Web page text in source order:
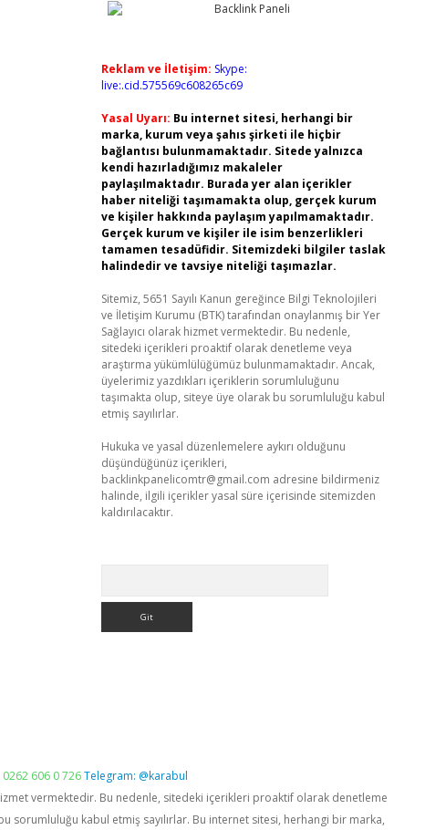
Reklam ve İletişim: Skype:
live:.cid.575569c608265c69
Yasal Uyarı: Bu internet sitesi, herhangi bir
marka, kurum veya şahıs şirketi ile hiçbir
bağlantısı bulunmamaktadır. Sitede yalnızca
kendi hazırladığımız makaleler
paylaşılmaktadır. Burada yer alan içerikler
haber niteliği taşımamakta olup, gerçek kurum
ve kişiler hakkında paylaşım yapılmamaktadır.
Gerçek kurum ve kişiler ile isim benzerlikleri
tamamen tesadüfidir. Sitemizdeki bilgiler taslak
halindedir ve tavsiye niteliği taşımazlar.
Sitemiz, 5651 Sayılı Kanun gereğince Bilgi Teknolojileri
ve İletişim Kurumu (BTK) tarafından onaylanmış bir Yer
Sağlayıcı olarak hizmet vermektedir. Bu nedenle,
sitedeki içerikleri proaktif olarak denetleme veya
araştırma yükümlülüğümüz bulunmamaktadır. Ancak,
üyelerimiz yazdıkları içeriklerin sorumluluğunu
taşımakta olup, siteye üye olarak bu sorumluluğu kabul
etmiş sayılırlar.
Hukuka ve yasal düzenlemelere aykırı olduğunu
düşündüğünüz içerikleri,
backlinkpanelicomtr@gmail.com adresine bildirmeniz
halinde, ilgili içerikler yasal süre içerisinde sitemizden
kaldırılacaktır.
606 0 726Telegram: @karabul
vermektedir. Bu nedenle, sitedeki içerikleri proaktif olarak denetleme
sorumluluğu kabul etmiş sayılırlar. Bu internet sitesi, herhangi bir marka,